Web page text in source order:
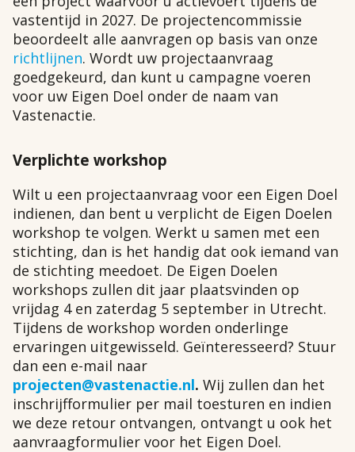
vastentijd in 2027. De projectencommissie
beoordeelt alle aanvragen op basis van onze
richtlijnen. Wordt uw projectaanvraag
goedgekeurd, dan kunt u campagne voeren
voor uw Eigen Doel onder de naam van
Vastenactie.
Verplichte workshop
Wilt u een projectaanvraag voor een Eigen Doel
indienen, dan bent u verplicht de Eigen Doelen
workshop te volgen. Werkt u samen met een
stichting, dan is het handig dat ook iemand van
de stichting meedoet. De Eigen Doelen
workshops zullen dit jaar plaatsvinden op
vrijdag 4 en zaterdag 5 september in Utrecht.
Tijdens de workshop worden onderlinge
ervaringen uitgewisseld. Geïnteresseerd? Stuur
dan een e-mail naar
projecten@vastenactie.nl. Wij zullen dan het
inschrijfformulier per mail toesturen en indien
we deze retour ontvangen, ontvangt u ook het
aanvraagformulier voor het Eigen Doel.